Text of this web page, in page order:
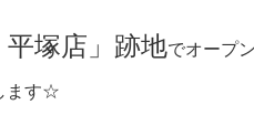
平塚店」跡地でオープ
ます☆